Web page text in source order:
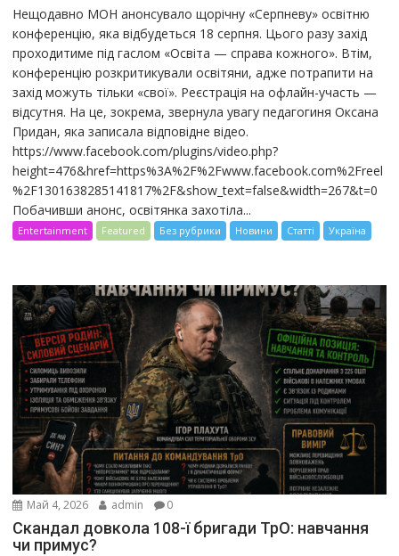
Нещодавно МОН анонсувало щорічну «Серпневу» освітню
конференцію, яка відбудеться 18 серпня. Цього разу захід
проходитиме під гаслом «Освіта — справа кожного». Втім,
конференцію розкритикували освітяни, адже потрапити на
захід можуть тільки «свої». Реєстрація на офлайн-участь —
відсутня. На це, зокрема, звернула увагу педагогиня Оксана
Придан, яка записала відповідне відео.
https://www.facebook.com/plugins/video.php?
height=476&href=https%3A%2F%2Fwww.facebook.com%2Freel
%2F1301638285141817%2F&show_text=false&width=267&t=0
Побачивши анонс, освітянка захотіла...
Entertainment Featured Без рубрики Новини Статті Україна
Май 4, 2026 admin 0
Скандал довкола 108-ї бригади ТрО: навчання
чи примус?